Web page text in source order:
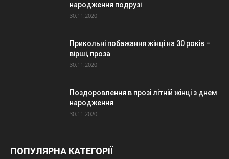
народження подрузі
30.11.2020
Прикольні побажання жінці на 30 років –
вірші, проза
30.11.2020
Поздоровлення в прозі літній жінці з днем
народження
30.11.2020
ПОПУЛЯРНА КАТЕГОРІЇ